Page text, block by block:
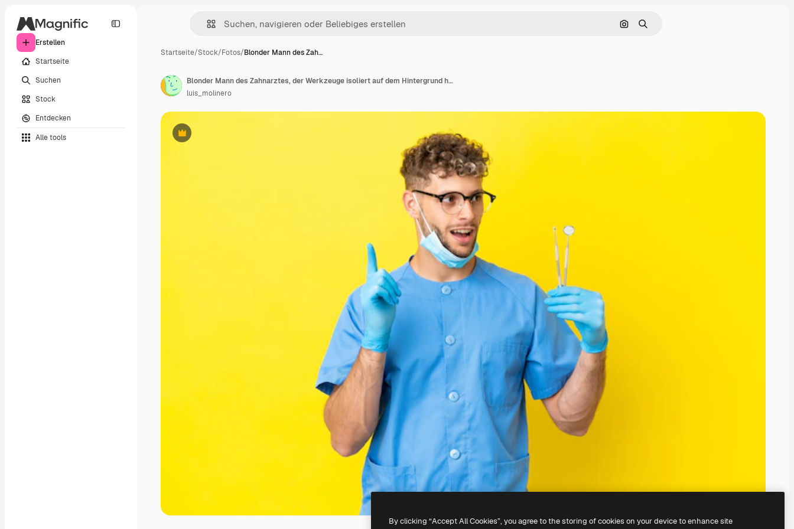
Erstellen
Startseite
Suchen
Stock
Entdecken
Alle tools
Nach Bild suchen
Suchen
Startseite/Stock/Fotos/Blonder Mann des Zah…
Premium
Blonder Mann des Zahnarztes, der Werkzeuge isoliert auf dem Hintergrund hält und eine Idee denkt, die mit dem Finger nach oben zeigt
luis_molinero
By clicking “Accept All Cookies”, you agree to the storing of cookies on your device to enhance site